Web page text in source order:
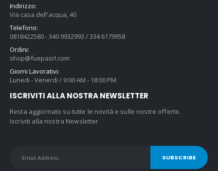
Indirizzo:
Via casa dell'acqua, 40
Telefono:
0818422580 - 340 9932993 / 334 6179958
Ordini:
shop@fuepasrl.com
Giorni Lavorativi:
Lunedi - Venerdi / 9:00 AM - 18:00 PM
ISCRIVITI ALLA NOSTRA NEWSLETTER
Resta aggiornato su tutte le novità e sulle nostre offerte.
Iscriviti alla nostra Newsletter